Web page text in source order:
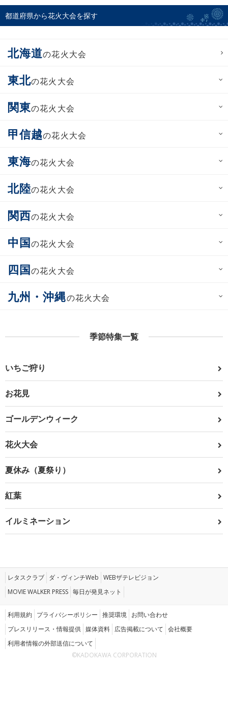
都道府県から花火大会を探す
北海道の花火大会
東北の花火大会
関東の花火大会
甲信越の花火大会
東海の花火大会
北陸の花火大会
関西の花火大会
中国の花火大会
四国の花火大会
九州・沖縄の花火大会
季節特集一覧
いちご狩り
お花見
ゴールデンウィーク
花火大会
夏休み（夏祭り）
紅葉
イルミネーション
レタスクラブ ダ・ヴィンチWeb WEBザテレビジョン
MOVIE WALKER PRESS 毎日が発見ネット
利用規約 プライバシーポリシー 推奨環境 お問い合わせ
プレスリリース・情報提供 媒体資料 広告掲載について 会社概要
利用者情報の外部送信について
©KADOKAWA CORPORATION